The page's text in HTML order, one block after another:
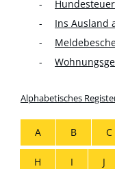
Ins Ausland
Alphabetisches
A B C
H I J